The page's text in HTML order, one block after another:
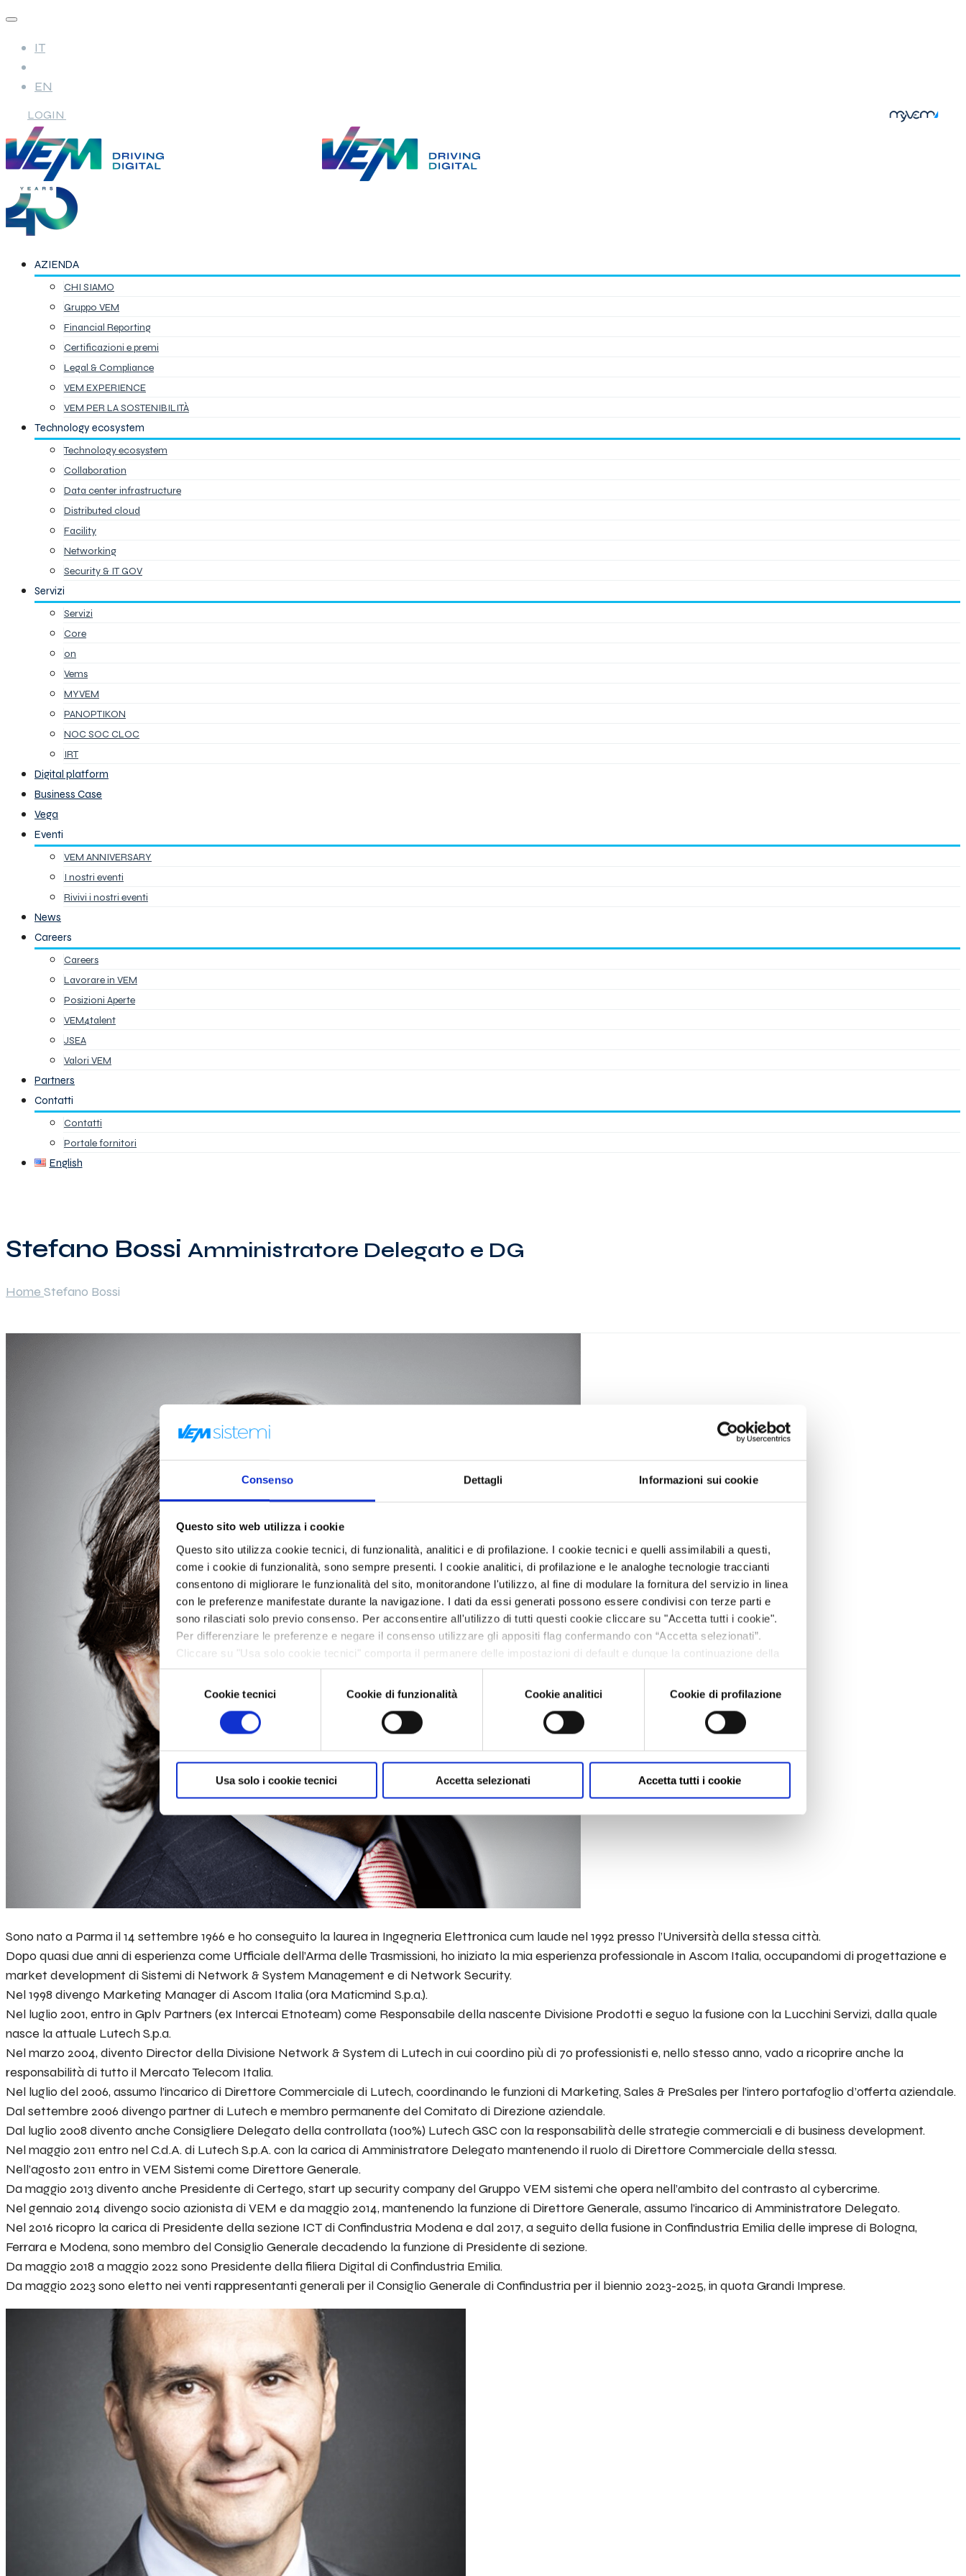
Consenso Dettagli Informazioni sui cookie
Questo sito web utilizza i cookie
Questo sito utilizza cookie tecnici, di funzionalità, analitici e di profilazione. I cookie tecnici e quelli assimilabili a questi,
come i cookie di funzionalità, sono sempre presenti. I cookie analitici, di profilazione e le analoghe tecnologie traccianti
consentono di migliorare le funzionalità del sito, monitorandone l'utilizzo, al fine di modulare la fornitura del servizio in linea
con le preferenze manifestate durante la navigazione. I dati da essi generati possono essere condivisi con terze parti e
sono rilasciati solo previo consenso. Per acconsentire all'utilizzo di tutti questi cookie cliccare su "Accetta tutti i cookie".
Per differenziare le preferenze e negare il consenso utilizzare gli appositi flag confermando con “Accetta selezionati”.
Cliccare su "Usa solo cookie tecnici" comporta il permanere delle impostazioni di default e dunque la continuazione della
navigazione in assenza di cookie o altri strumenti di tracciamento diversi da quelli tecnici. Infine, per avere maggiori
informazioni, leggere la sezione cookie policy presente nell’Informativa privacy https://vem.com/privacy/
del
Cookie tecnici Cookie di funzionalità Cookie analitici Cookie di profilazione
Usa solo i cookie tecnici Accetta selezionati Accetta tutti i cookie
IT
EN
LOGIN
AZIENDA
CHI SIAMO
Gruppo VEM
Financial Reporting
Certificazioni e premi
Legal & Compliance
VEM EXPERIENCE
VEM PER LA SOSTENIBILITÀ
Technology ecosystem
Technology ecosystem
Collaboration
Data center infrastructure
Distributed cloud
Facility
Networking
Security & IT GOV
Servizi
Servizi
Core
on
Vems
MYVEM
PANOPTIKON
NOC SOC CLOC
IRT
Digital platform
Business Case
Vega
Eventi
VEM ANNIVERSARY
I nostri eventi
Rivivi i nostri eventi
News
Careers
Careers
Lavorare in VEM
Posizioni Aperte
VEM4talent
JSEA
Valori VEM
Partners
Contatti
Contatti
Portale fornitori
English
Stefano Bossi Amministratore Delegato e DG
Home Stefano Bossi
Sono nato a Parma il 14 settembre 1966 e ho conseguito la laurea in Ingegneria Elettronica cum laude nel 1992 presso l’Università della stessa città.
Dopo quasi due anni di esperienza come Ufficiale dell’Arma delle Trasmissioni, ho iniziato la mia esperienza professionale in Ascom Italia, occupandomi di progettazione e
market development di Sistemi di Network & System Management e di Network Security.
Nel 1998 divengo Marketing Manager di Ascom Italia (ora Maticmind S.p.a.).
Nel luglio 2001, entro in Gplv Partners (ex Intercai Etnoteam) come Responsabile della nascente Divisione Prodotti e seguo la fusione con la Lucchini Servizi, dalla quale
nasce la attuale Lutech S.p.a.
Nel marzo 2004, divento Director della Divisione Network & System di Lutech in cui coordino più di 70 professionisti e, nello stesso anno, vado a ricoprire anche la
responsabilità di tutto il Mercato Telecom Italia.
Nel luglio del 2006, assumo l’incarico di Direttore Commerciale di Lutech, coordinando le funzioni di Marketing, Sales & PreSales per l’intero portafoglio d’offerta aziendale.
Dal settembre 2006 divengo partner di Lutech e membro permanente del Comitato di Direzione aziendale.
Dal luglio 2008 divento anche Consigliere Delegato della controllata (100%) Lutech GSC con la responsabilità delle strategie commerciali e di business development.
Nel maggio 2011 entro nel C.d.A. di Lutech S.p.A. con la carica di Amministratore Delegato mantenendo il ruolo di Direttore Commerciale della stessa.
Nell’agosto 2011 entro in VEM Sistemi come Direttore Generale.
Da maggio 2013 divento anche Presidente di Certego, start up security company del Gruppo VEM sistemi che opera nell’ambito del contrasto al cybercrime.
Nel gennaio 2014 divengo socio azionista di VEM e da maggio 2014, mantenendo la funzione di Direttore Generale, assumo l’incarico di Amministratore Delegato.
Nel 2016 ricopro la carica di Presidente della sezione ICT di Confindustria Modena e dal 2017, a seguito della fusione in Confindustria Emilia delle imprese di Bologna,
Ferrara e Modena, sono membro del Consiglio Generale decadendo la funzione di Presidente di sezione.
Da maggio 2018 a maggio 2022 sono Presidente della filiera Digital di Confindustria Emilia.
Da maggio 2023 sono eletto nei venti rappresentanti generali per il Consiglio Generale di Confindustria per il biennio 2023-2025, in quota Grandi Imprese.